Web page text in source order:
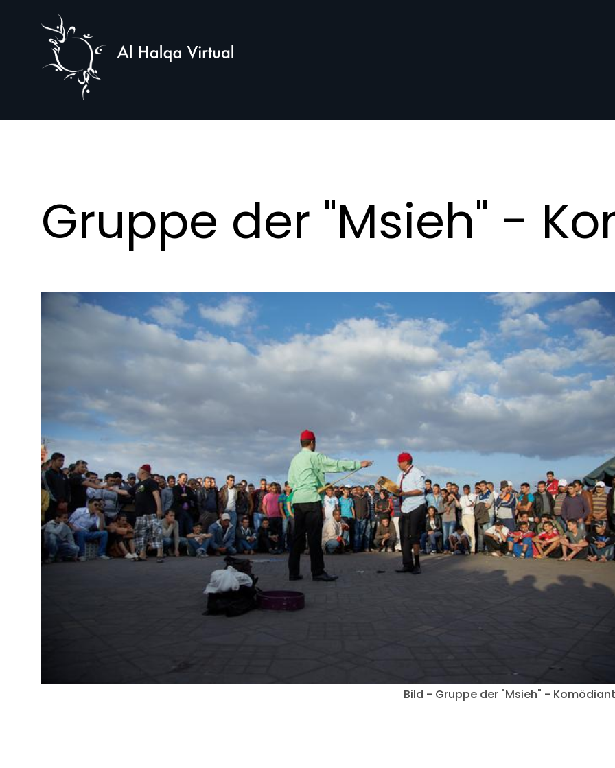
Al
Halqa
Gruppe der "Msieh" -
Bild - Gruppe der "Msieh" -